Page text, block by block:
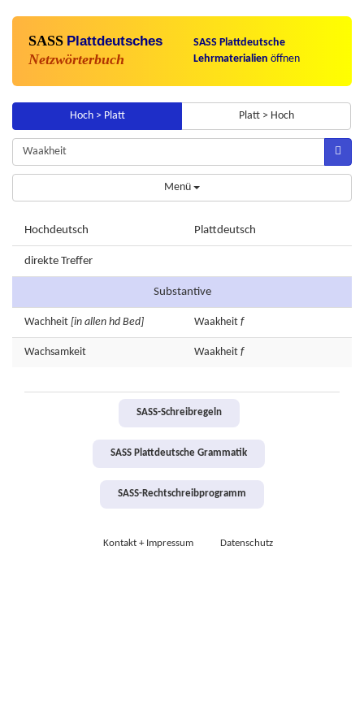
SASS Plattdeutsches
Netzwörterbuch
SASS Plattdeutsche
Lehrmaterialien öffnen
Hoch > Platt Platt > Hoch
Menü
Hochdeutsch Plattdeutsch
direkte Treffer
Substantive
Wachheit [in allen hd Bed] Waakheit f
Wachsamkeit Waakheit f
SASS-Schreibregeln
SASS Plattdeutsche Grammatik
SASS-Rechtschreibprogramm
Kontakt + Impressum Datenschutz